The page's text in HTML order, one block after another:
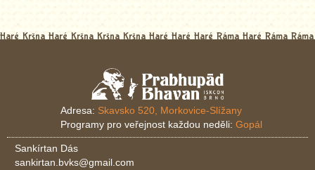
Haré Kršna Haré Kršna Kršna Kršna Haré Haré Haré Ráma Haré Ráma
Adresa: Skavsko 520, Morkovice-Slížany
Programy pro veřejnost každou neděli: Gopál
Sankírtan Dás
sankirtan.bvks@gmail.com